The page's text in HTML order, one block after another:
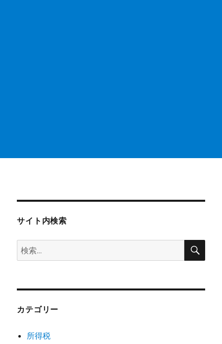
サイト内検索
検
索:
検
カテゴリー
所得税